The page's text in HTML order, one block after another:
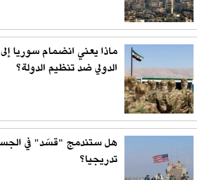
ماذا يعني انضمام سوريا
الدولي ضد تنظيم الدولة؟
هل ستندمج "قسَد" في
تدريجيا؟